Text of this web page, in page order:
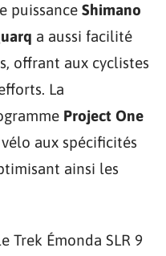
puissance Shimano
a aussi facilité
offrant aux cyclistes
La
Project One
aux spécificités
ainsi les
Trek Émonda SLR 9